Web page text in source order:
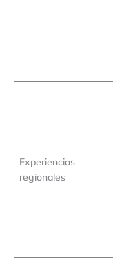
Experiencias
regionales